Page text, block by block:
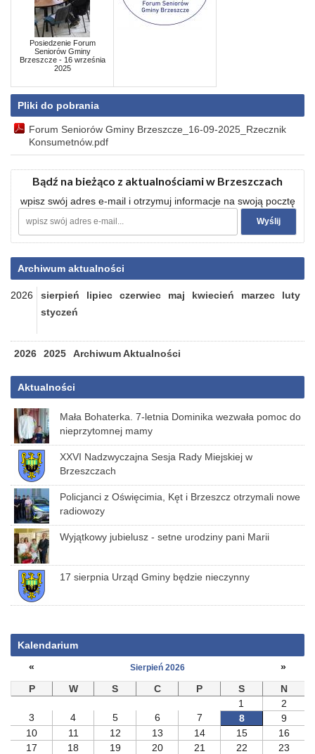
Posiedzenie Forum
Seniorów Gminy
Brzeszcze - 16 września
2025
Pliki do pobrania
Forum Seniorów Gminy Brzeszcze_16-09-2025_Rzecznik
Konsumetnów.pdf
Bądź na bieżąco z aktualnościami w Brzeszczach
wpisz swój adres e-mail i otrzymuj informacje na swoją pocztę
Archiwum aktualności
2026 sierpień lipiec czerwiec maj kwiecień marzec
luty
styczeń
2026 2025 Archiwum Aktualności
Aktualności
Mała Bohaterka. 7-letnia Dominika wezwała pomoc do
nieprzytomnej mamy
XXVI Nadzwyczajna Sesja Rady Miejskiej w
Brzeszczach
Policjanci z Oświęcimia, Kęt i Brzeszcz otrzymali nowe
radiowozy
Wyjątkowy jubielusz - setne urodziny pani Marii
17 sierpnia Urząd Gminy będzie nieczynny
Kalendarium
«
Sierpień 2026
»
P
W S C P S
N
1
2
3
4 5 6 7 8
9
10
11 12 13 14 15
16
17
18 19 20 21 22
23